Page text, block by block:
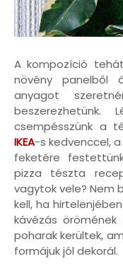
A kompozíció
növény panelből
anyagot
csempésszünk a
IKEA-s kedvenccel, a
feketére
pizza tészta
vagytok vele? Nem
kell, ha
kávézás
poharak kerültek,
formájuk jól dekorál.